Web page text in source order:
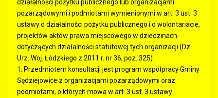
działalności pożytku publicznego lub organizacjami
pozarządowymi i podmiotami wymienionymi w art. 3 ust. 3
ustawy o działalności pożytku publicznego i o wolontariacie,
projektów aktów prawa miejscowego w dziedzinach
dotyczących działalności statutowej tych organizacji (Dz.
Urz. Woj. Łódzkiego z 2011 r. nr 36, poz. 325)
1. Przedmiotem konsultacji jest program współpracy Gminy
Sędziejowice z organizacjami pozarządowymi oraz
podmiotami, o których mowa w art. 3 ust. 3 ustawy